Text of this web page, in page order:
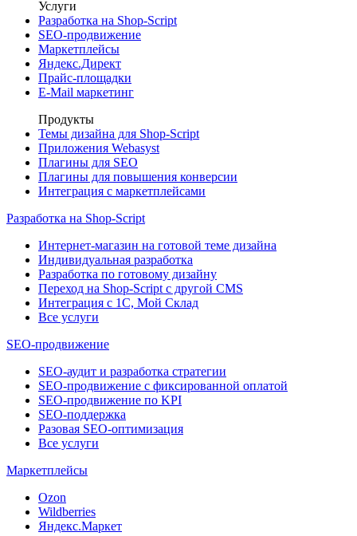
Услуги
Разработка на Shop-Script
SEO-продвижение
Маркетплейсы
Яндекс.Директ
Прайс-площадки
E-Mail маркетинг
Продукты
Темы дизайна для Shop-Script
Приложения Webasyst
Плагины для SEO
Плагины для повышения конверсии
Интеграция с маркетплейсами
Разработка на Shop-Script
Интернет-магазин на готовой теме дизайна
Индивидуальная разработка
Разработка по готовому дизайну
Переход на Shop-Script с другой CMS
Интеграция с 1С, Мой Склад
Все услуги
SEO-продвижение
SEO-аудит и разработка стратегии
SEO-продвижение с фиксированной оплатой
SEO-продвижение по KPI
SEO-поддержка
Разовая SEO-оптимизация
Все услуги
Маркетплейсы
Ozon
Wildberries
Яндекс.Маркет